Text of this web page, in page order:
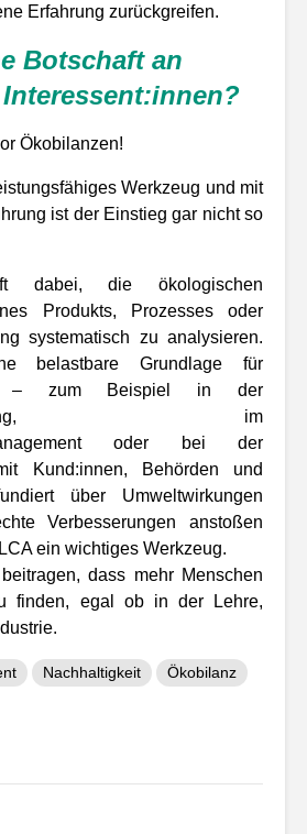
Erfahrung zurückgreifen.
Botschaft an
Ökobilanzen!
Werkzeug und mit
ist der Einstieg gar nicht so
dabei, die ökologischen
Produkts, Prozesses oder
systematisch zu analysieren.
belastbare Grundlage für
– zum Beispiel in der
im
oder bei der
Kund:innen, Behörden und
über Umweltwirkungen
Verbesserungen anstoßen
ein wichtiges Werkzeug.
dass mehr Menschen
finden, egal ob in der Lehre,
Nachhaltigkeit
Ökobilanz